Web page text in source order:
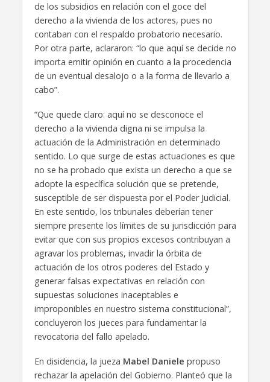
de los subsidios en relación con el goce del
derecho a la vivienda de los actores, pues no
contaban con el respaldo probatorio necesario.
Por otra parte, aclararon: “lo que aquí se decide no
importa emitir opinión en cuanto a la procedencia
de un eventual desalojo o a la forma de llevarlo a
cabo”.
“Que quede claro: aquí no se desconoce el
derecho a la vivienda digna ni se impulsa la
actuación de la Administración en determinado
sentido. Lo que surge de estas actuaciones es que
no se ha probado que exista un derecho a que se
adopte la específica solución que se pretende,
susceptible de ser dispuesta por el Poder Judicial.
En este sentido, los tribunales deberían tener
siempre presente los límites de su jurisdicción para
evitar que con sus propios excesos contribuyan a
agravar los problemas, invadir la órbita de
actuación de los otros poderes del Estado y
generar falsas expectativas en relación con
supuestas soluciones inaceptables e
improponibles en nuestro sistema constitucional”,
concluyeron los jueces para fundamentar la
revocatoria del fallo apelado.
En disidencia, la jueza Mabel Daniele propuso
rechazar la apelación del Gobierno. Planteó que la